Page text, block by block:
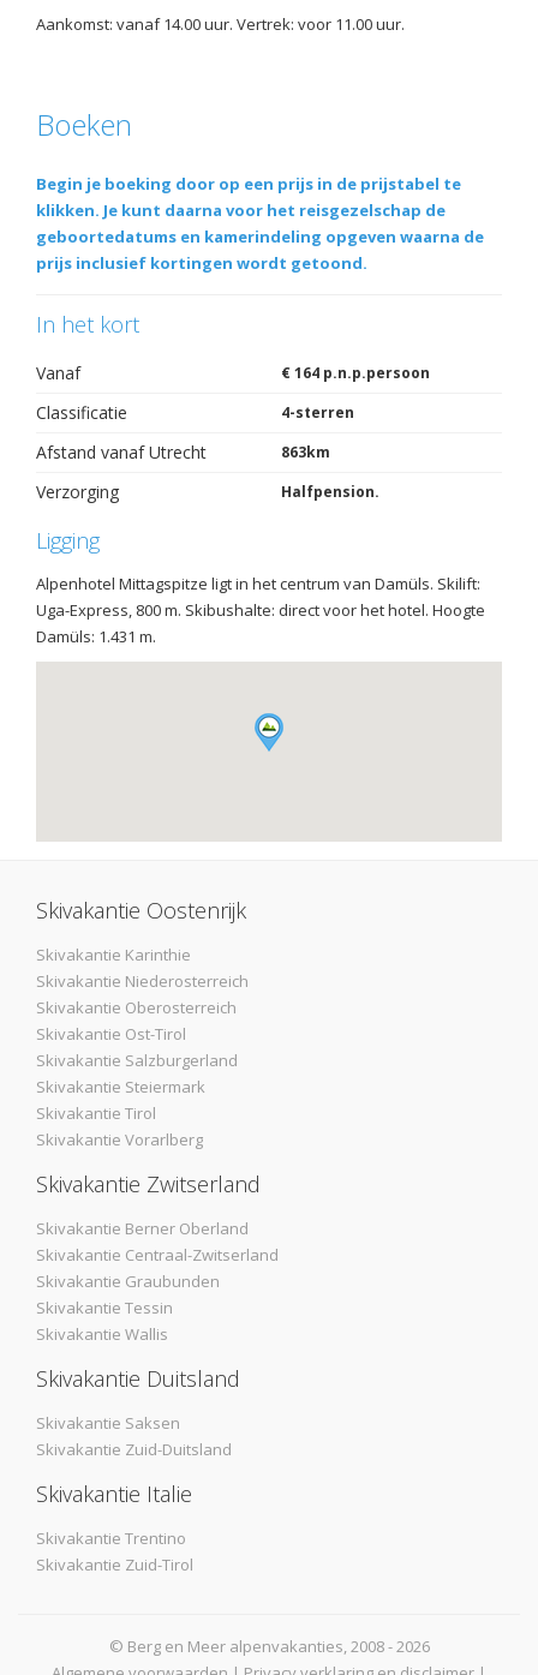
Aankomst: vanaf 14.00 uur. Vertrek: voor 11.00 uur.
Boeken
Begin je boeking door op een prijs in de prijstabel te
klikken. Je kunt daarna voor het reisgezelschap de
geboortedatums en kamerindeling opgeven waarna de
prijs inclusief kortingen wordt getoond.
In het kort
Vanaf € 164 p.n.p.persoon
Classificatie 4-sterren
Afstand vanaf Utrecht 863km
Verzorging Halfpension.
Ligging
Alpenhotel Mittagspitze ligt in het centrum van Damüls. Skilift:
Uga-Express, 800 m. Skibushalte: direct voor het hotel. Hoogte
Damüls: 1.431 m.
Skivakantie Oostenrijk
Skivakantie Karinthie
Skivakantie Niederosterreich
Skivakantie Oberosterreich
Skivakantie Ost-Tirol
Skivakantie Salzburgerland
Skivakantie Steiermark
Skivakantie Tirol
Skivakantie Vorarlberg
Skivakantie Zwitserland
Skivakantie Berner Oberland
Skivakantie Centraal-Zwitserland
Skivakantie Graubunden
Skivakantie Tessin
Skivakantie Wallis
Skivakantie Duitsland
Skivakantie Saksen
Skivakantie Zuid-Duitsland
Skivakantie Italie
Skivakantie Trentino
Skivakantie Zuid-Tirol
© Berg en Meer alpenvakanties, 2008 - 2026